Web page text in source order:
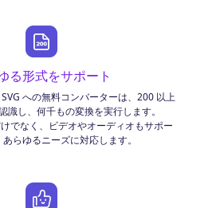
る形式をサポート
への無料コンバーターは、200 以上
識し、何千もの変換を実行します。
でなく、ビデオやオーディオもサポー
あらゆるニーズに対応します。